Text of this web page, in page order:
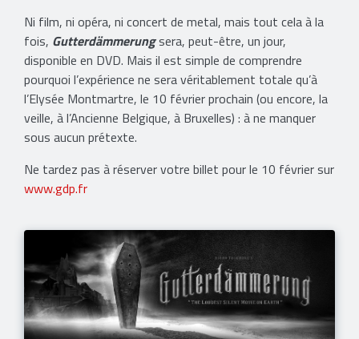
Ni film, ni opéra, ni concert de metal, mais tout cela à la
fois, Gutterdämmerungsera, peut-être, un jour,
disponible en DVD. Mais il est simple de comprendre
pourquoi l’expérience ne sera véritablement totale qu’à
l’Elysée Montmartre, le 10 février prochain (ou encore, la
veille, à l’Ancienne Belgique, à Bruxelles) : à ne manquer
sous aucun prétexte.
Ne tardez pas à réserver votre billet pour le 10 février sur
www.gdp.fr